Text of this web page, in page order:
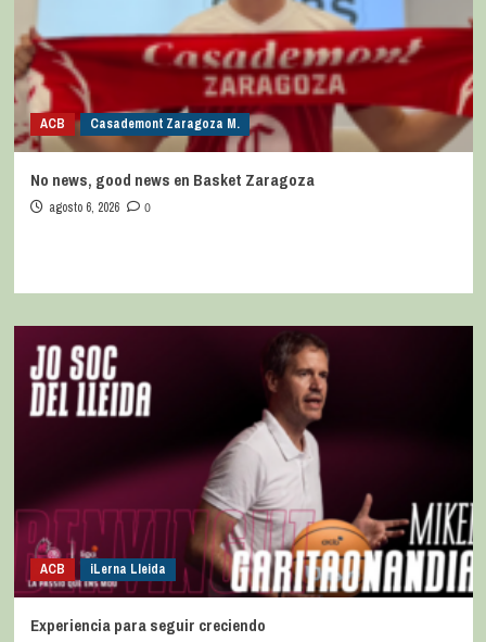
ACB Casademont Zaragoza M.
No news, good news en Basket Zaragoza
agosto 6, 2026 0
ACB iLerna Lleida
Experiencia para seguir creciendo